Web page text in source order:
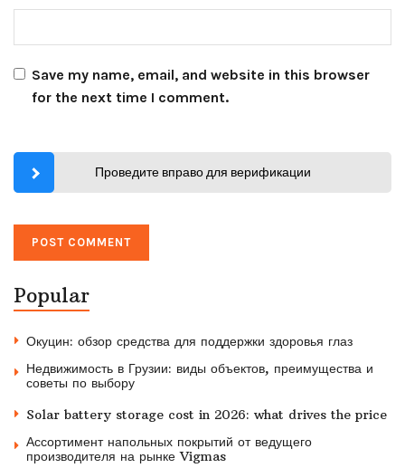
Save my name, email, and website in this browser
for the next time I comment.
Проведите вправо для верификации
Popular
Окуцин: обзор средства для поддержки здоровья глаз
Недвижимость в Грузии: виды объектов, преимущества и
советы по выбору
Solar battery storage cost in 2026: what drives the price
Ассортимент напольных покрытий от ведущего
производителя на рынке Vigmas